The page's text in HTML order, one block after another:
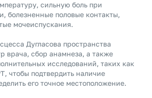
сильную боль при
болезненные половые контакты,
мочеиспускания.
Дугласова пространства
врача, сбор анамнеза, а также
исследований, таких как
чтобы подтвердить наличие
его точное местоположение.